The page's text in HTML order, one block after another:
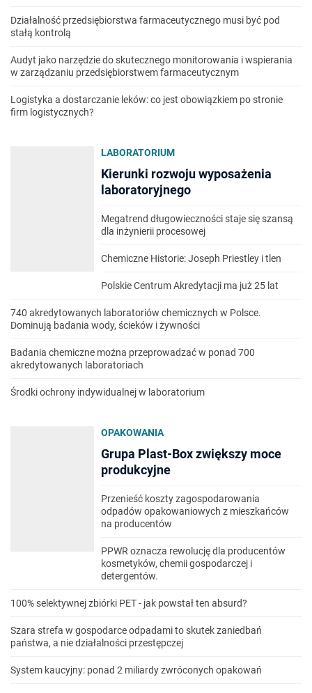
Działalność przedsiębiorstwa farmaceutycznego musi być pod
stałą kontrolą
Audyt jako narzędzie do skutecznego monitorowania i wspierania
w zarządzaniu przedsiębiorstwem farmaceutycznym
Logistyka a dostarczanie leków: co jest obowiązkiem po stronie
firm logistycznych?
LABORATORIUM
Kierunki rozwoju wyposażenia
laboratoryjnego
Megatrend długowieczności staje się szansą
dla inżynierii procesowej
Chemiczne Historie: Joseph Priestley i tlen
Polskie Centrum Akredytacji ma już 25 lat
740 akredytowanych laboratoriów chemicznych w Polsce.
Dominują badania wody, ścieków i żywności
Badania chemiczne można przeprowadzać w ponad 700
akredytowanych laboratoriach
Środki ochrony indywidualnej w laboratorium
OPAKOWANIA
Grupa Plast-Box zwiększy moce
produkcyjne
Przenieść koszty zagospodarowania
odpadów opakowaniowych z mieszkańców
na producentów
PPWR oznacza rewolucję dla producentów
kosmetyków, chemii gospodarczej i
detergentów.
100% selektywnej zbiórki PET - jak powstał ten absurd?
Szara strefa w gospodarce odpadami to skutek zaniedbań
państwa, a nie działalności przestępczej
System kaucyjny: ponad 2 miliardy zwróconych opakowań